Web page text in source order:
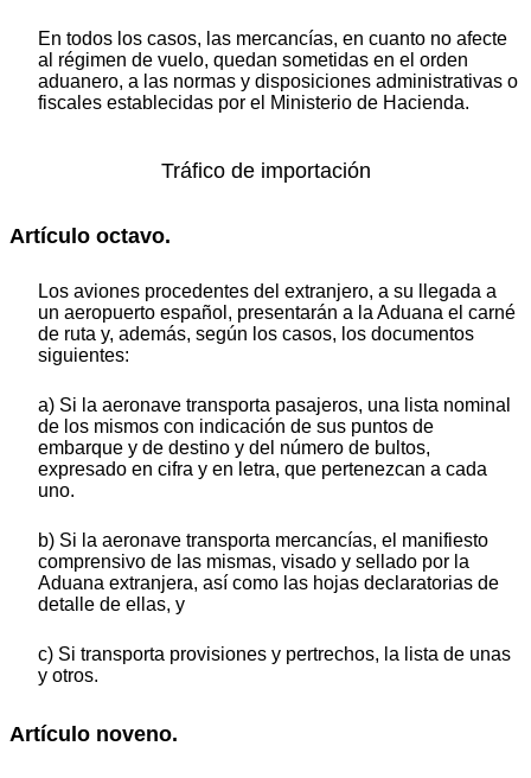
En todos los casos, las mercancías, en cuanto no afecte
al régimen de vuelo, quedan sometidas en el orden
aduanero, a las normas y disposiciones administrativas o
fiscales establecidas por el Ministerio de Hacienda.
Tráfico de importación
Artículo octavo.
Los aviones procedentes del extranjero, a su llegada a
un aeropuerto español, presentarán a la Aduana el carné
de ruta y, además, según los casos, los documentos
siguientes:
a) Si la aeronave transporta pasajeros, una lista nominal
de los mismos con indicación de sus puntos de
embarque y de destino y del número de bultos,
expresado en cifra y en letra, que pertenezcan a cada
uno.
b) Si la aeronave transporta mercancías, el manifiesto
comprensivo de las mismas, visado y sellado por la
Aduana extranjera, así como las hojas declaratorias de
detalle de ellas, y
c) Si transporta provisiones y pertrechos, la lista de unas
y otros.
Artículo noveno.